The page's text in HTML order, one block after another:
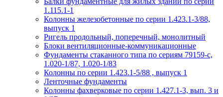
1.115.1-1
Колонны железобетонные по серии 1.423.1-3/88,
выпуск 1
Ригель продольный, поперечный, монолитный
Блоки вентиляционные-коммуникационные
Фундаменты стаканного типа по сериям 79159-с,
1.020-1/87, 1.020-1/83
Колонны по серии 1.423.1-5/88 , выпуск 1
Ленточные фундаменты
Колонны фахверковые по серии 1.427.1-3, вып. 3 и